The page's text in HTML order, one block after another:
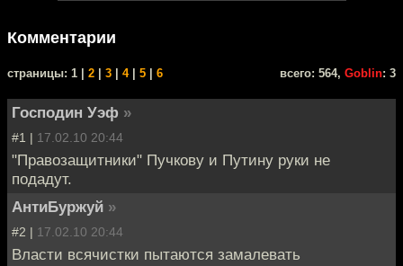
Комментарии
cтраницы: 1 | 2 3 4| 5 6 всего: 564, Goblin: 3
Господин Уэф »
#1 | 17.02.10 20:44
"Правозащитники" Пучкову и Путину руки не
подадут.
АнтиБуржуй »
#2 | 17.02.10 20:44
Власти всячистки пытаются замалевать